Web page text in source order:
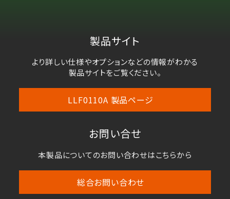
製品サイト
より詳しい仕様やオプションなどの情報がわかる
製品サイトをご覧ください。
LLF0110A 製品ページ
お問い合せ
本製品についてのお問い合わせはこちらから
総合お問い合わせ